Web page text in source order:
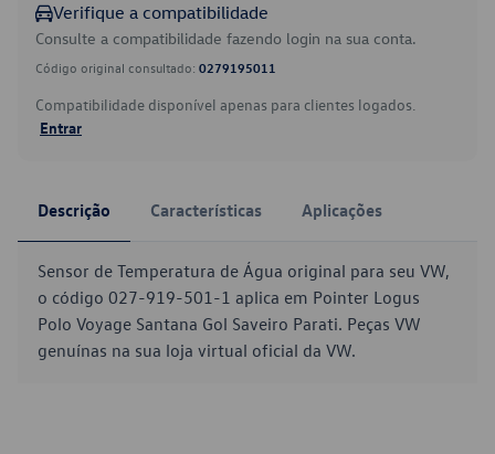
Verifique a compatibilidade
Consulte a compatibilidade fazendo login na sua conta.
Código original consultado: 0279195011
Compatibilidade disponível apenas para clientes logados.
Entrar
Descrição Características Aplicações
Sensor de Temperatura de Água original para seu VW,
o código 027-919-501-1 aplica em Pointer Logus
Polo Voyage Santana Gol Saveiro Parati. Peças VW
genuínas na sua loja virtual oficial da VW.